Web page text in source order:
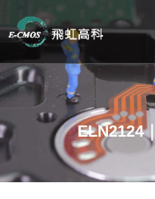
至
内
容
ELN2124